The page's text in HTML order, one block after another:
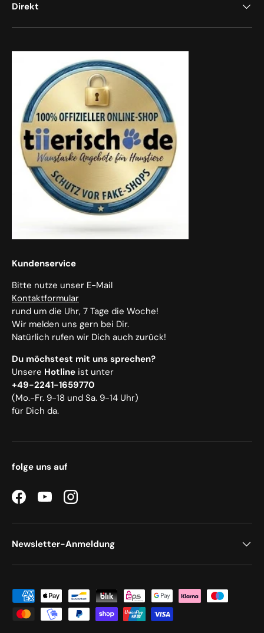
Direkt
Kundenservice
Bitte nutze unser E-Mail
Kontaktformular
rund um die Uhr, 7 Tage die Woche!
Wir melden uns gern bei Dir.
Natürlich rufen wir Dich auch zurück!
Du möchstest mit uns sprechen?
Unsere Hotline ist unter
+49-2241-1659770
(Mo.-Fr. 9-18 und Sa. 9-14 Uhr)
für Dich da.
folge uns auf
FacebookYouTubeInstagram
Newsletter-Anmeldung
Zahlungsmethoden